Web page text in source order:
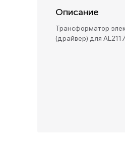
Описание
Трансформатор
(драйвер) для AL2117